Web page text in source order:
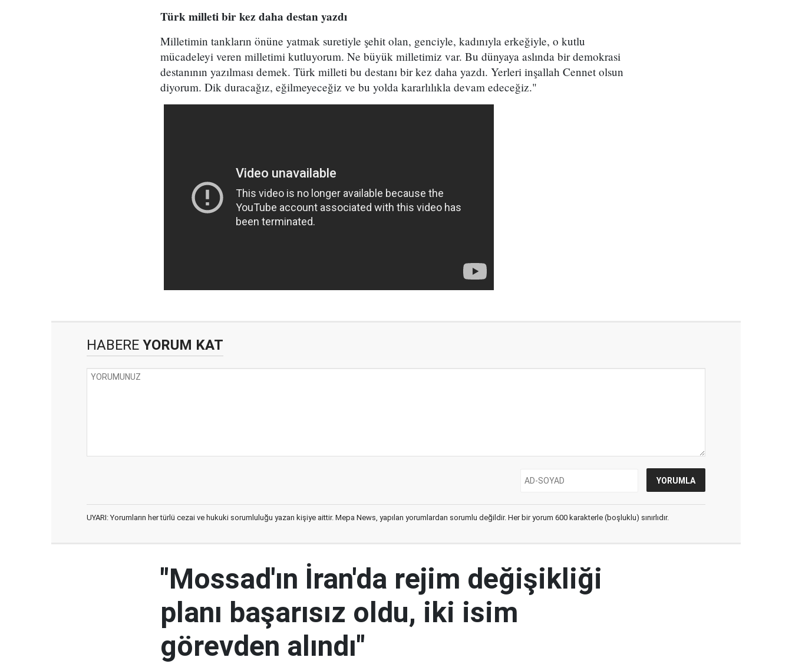
Türk milleti bir kez daha destan yazdı
Milletimin tankların önüne yatmak suretiyle şehit olan, genciyle, kadınıyla erkeğiyle, o kutlu
mücadeleyi veren milletimi kutluyorum. Ne büyük milletimiz var. Bu dünyaya aslında bir demokrasi
destanının yazılması demek. Türk milleti bu destanı bir kez daha yazdı. Yerleri inşallah Cennet olsun
diyorum. Dik duracağız, eğilmeyeceğiz ve bu yolda kararlılıkla devam edeceğiz."
HABERE YORUM KAT
UYARI: Yorumların her türlü cezai ve hukuki sorumluluğu yazan kişiye aittir. Mepa News, yapılan yorumlardan sorumlu değildir. Her bir yorum 600 karakterle (boşluklu) sınırlıdır.
"Mossad'ın İran'da rejim değişikliği
planı başarısız oldu, iki isim
görevden alındı"